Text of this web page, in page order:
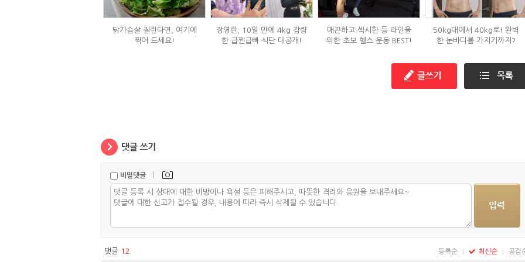
닭가슴살 질린다면, 여기에
찍어 드세요!
장영란, 10일 만에 4kg 감량
한 급찐급빠 식단 대공개!
매끈하고 섹시한 등 라인을
위한 초보 헬스 운동 BEST!
50kg대에서 40kg로! 완벽
한 눈바디를 가지기까지?
비밀댓글
댓글 12 등록순 최신순 공감